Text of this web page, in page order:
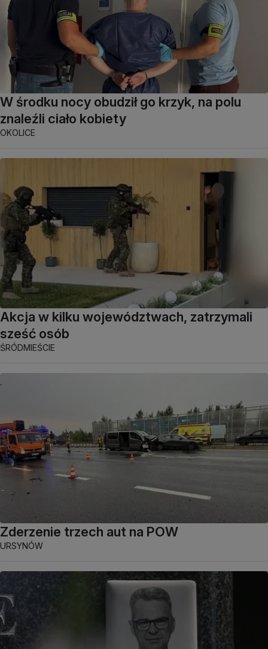
W środku nocy obudził go krzyk, na polu
znaleźli ciało kobiety
OKOLICE
Akcja w kilku województwach, zatrzymali
sześć osób
ŚRÓDMIEŚCIE
Zderzenie trzech aut na POW
URSYNÓW